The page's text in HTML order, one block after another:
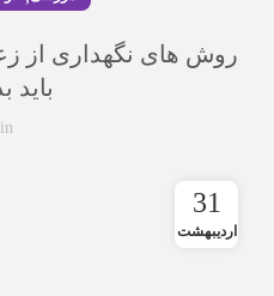
روش های نگهداری از
باید
31
اردیبهشت